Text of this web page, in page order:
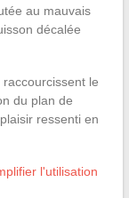
au mauvais
décalée
le
du plan de
ressenti en
l'utilisation